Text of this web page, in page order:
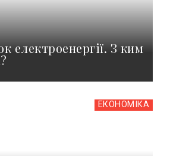
електроенергії. З ким
ЕКОНОМІКА